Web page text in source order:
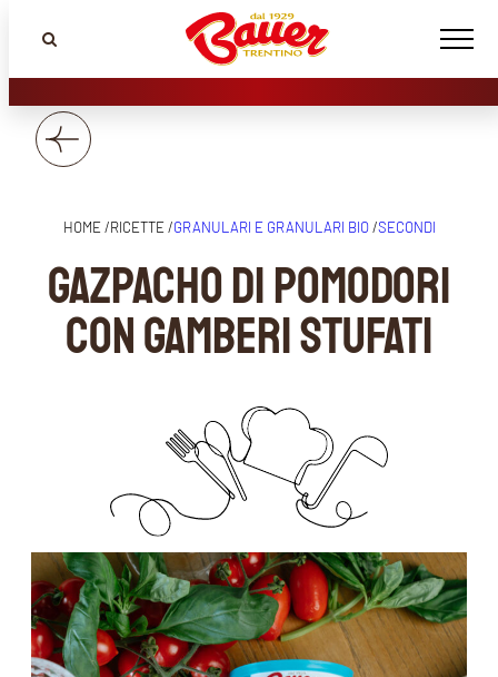
HOME /RICETTE /GRANULARI E GRANULARI BIO/SECONDI
Gazpacho di pomodori
con gamberi stufati